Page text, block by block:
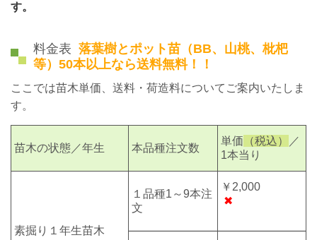
す。
料金表 落葉樹とポット苗（BB、山桃、枇杷
等）50本以上なら送料無料！！
ここでは苗木単価、送料・荷造料についてご案内いたしま
す。
苗木の状態／年生 本品種注文数
単価 （税込）
／
1本当り
素掘り １年生苗木
１品種1～9本注
文
￥2,000
✖